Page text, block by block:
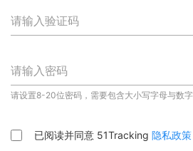
请输入验证码
请输入密码
请设置8-20位密码，需要包含大小写字母与数字
已阅读并同意 51Tracking隐私政策